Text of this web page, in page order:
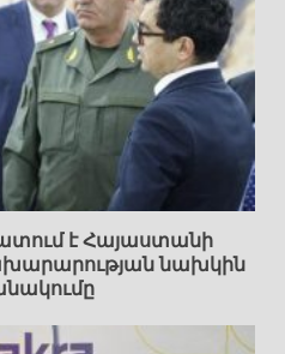
է Հայաստանի
նախկին